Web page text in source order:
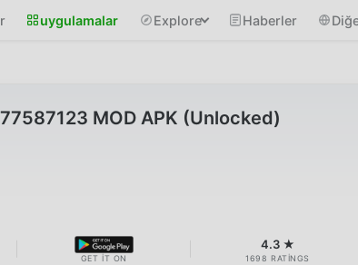
uygulamalar Explore Haberler
MOD APK (Unlocked)
GET IT ON
4.3 ★
1698 RATINGS